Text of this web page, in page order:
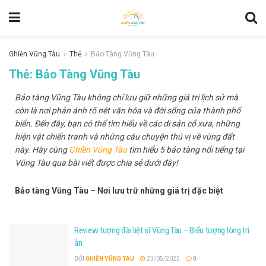
Ghiền Vũng Tàu Thẻ Bảo Tàng Vũng Tàu
Thẻ: Bảo Tàng Vũng Tàu
Bảo tàng Vũng Tàu không chỉ lưu giữ những giá trị lịch sử mà
còn là nơi phản ánh rõ nét văn hóa và đời sống của thành phố
biển. Đến đây, bạn có thể tìm hiểu về các di sản cổ xưa, những
hiện vật chiến tranh và những câu chuyện thú vị về vùng đất
này. Hãy cùngGhiền Vũng Tàutìm hiểu 5 bảo tàng nổi tiếng tại
Vũng Tàu qua bài viết được chia sẻ dưới đây!
Bảo tàng Vũng Tàu – Nơi lưu trữ những giá trị đặc biệt
nơi lưu giữ những giá trị lịch sử, văn hóa và nghệ thuật của
thành phố biển. Tại đây, du khách có thể khám phá hàng ngàn
hiện vật quý giá, từ cổ vật đến những tư liệu chiến tranh, giúp tái
Review tượng đài liệt sĩ Vũng Tàu – Biểu tượng lòng tri
ân
BỞI GHIỀN VŨNG TÀU 23/05/2025 0